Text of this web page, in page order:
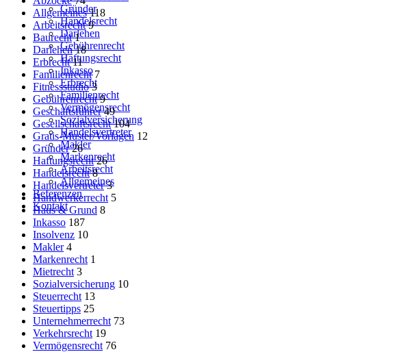
Gründer
Handelsrecht
Darlehen
Gebührenrecht
Haftungsrecht
Inkasso
Erbrecht
Familienrecht
Vermögensrecht
Sozialversicherung
Handelsvertreter
Makler
Markenrecht
Arbeitsrecht
Allgemeines
Referenzen
Kontakt
Allgemeines 118
Arbeitsrecht 9
Baurecht 1
Darlehen 18
Erbrecht 11
Familienrecht 7
Fitnessstudio 3
Gebührenrecht 9
Geschäftsführer 49
Gesellschaftsrecht 104
Gratis-Muster/Vorlagen 12
Gründer 26
Haftungsrecht 26
Handelsrecht 8
Handelsvertreter 3
Handwerkerrecht 5
Haus & Grund 8
Inkasso 187
Insolvenz 10
Makler 4
Markenrecht 1
Mietrecht 3
Sozialversicherung 10
Steuerrecht 13
Steuertipps 25
Unternehmerrecht 73
Verkehrsrecht 19
Vermögensrecht 76